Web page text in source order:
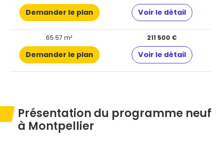
Demander le plan Voir le détail
65.57 m² 211 500 €
Demander le plan Voir le détail
Présentation du programme neuf
à Montpellier